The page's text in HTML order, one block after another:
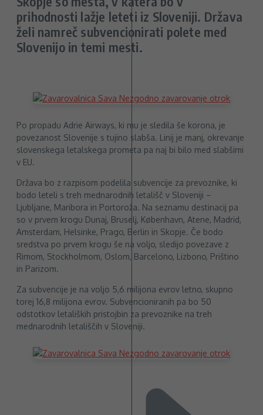
prihodnosti lažje leteti iz Sloveniji. Država
želi namreč subvencionirati polete med
Slovenijo in temi mesti.
Po propadu Adrie Airways, ki mu je sledila še korona, je
povezanost Slovenije s tujino slabša. Linij je manj, okrevanje
slovenskega letalskega prometa pa naj bi bilo med slabšimi
v EU.
Država bo z razpisom podelila subvencije za prevoznike, ki
bodo leteli s treh mednarodnih letališč v Sloveniji –
Ljubljane, Maribora in Portoroža. Na seznamu destinacij pa
so v prvem krogu Dunaj, Bruselj, København, Atene, Madrid,
Amsterdam, Helsinke, Prago, Berlin in Skopje. Če bodo
sredstva po prvem krogu še na voljo, sledijo povezave z
Rimom, Stockholmom, Oslom, Barcelono, Lizbono, Prištino
in Parizom.
Za subvencije je na voljo 5,6 milijona evrov letno, skupno
torej 16,8 milijona evrov. Subvencioniranih pa bo 50
odstotkov letaliških pristojbin za prevoznike na treh
mednarodnih letališčih v Sloveniji.